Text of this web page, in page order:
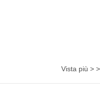
Vista più > >